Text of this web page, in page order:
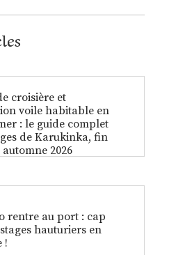
croisière et
voile habitable en
: le guide complet
de Karukinka, fin
automne 2026
rentre au port : cap
hauturiers en
!